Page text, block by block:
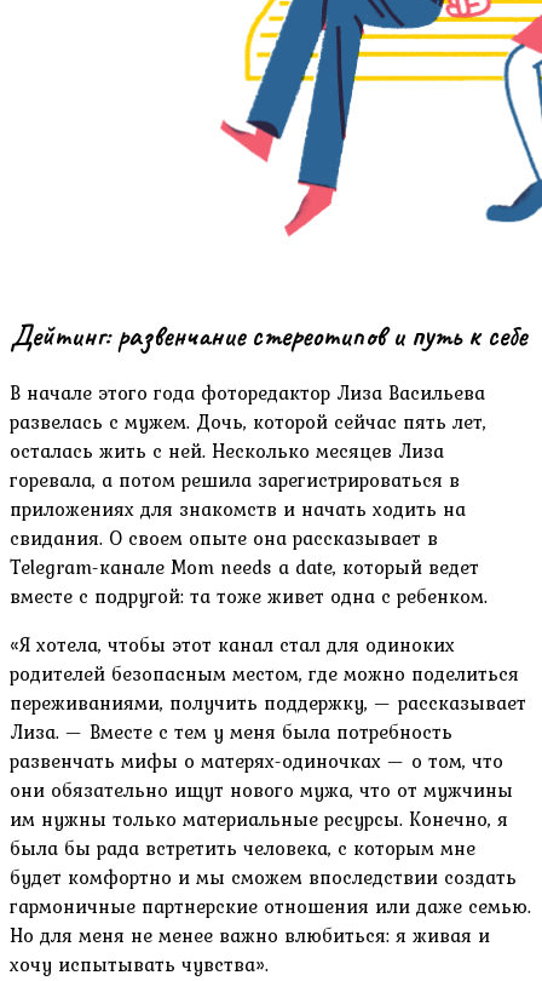
Дейтинг: развенчание стереотипов и путь к себе
В начале этого года фоторедактор Лиза Васильева
развелась с мужем. Дочь, которой сейчас пять лет,
осталась жить с ней. Несколько месяцев Лиза
горевала, а потом решила зарегистрироваться в
приложениях для знакомств и начать ходить на
свидания. О своем опыте она рассказывает в
Telegram-канале Mom needs a date, который ведет
вместе с подругой: та тоже живет одна с ребенком.
«Я хотела, чтобы этот канал стал для одиноких
родителей безопасным местом, где можно поделиться
переживаниями, получить поддержку, — рассказывает
Лиза. — Вместе с тем у меня была потребность
развенчать мифы о матерях-одиночках — о том, что
они обязательно ищут нового мужа, что от мужчины
им нужны только материальные ресурсы. Конечно, я
была бы рада встретить человека, с которым мне
будет комфортно и мы сможем впоследствии создать
гармоничные партнерские отношения или даже семью.
Но для меня не менее важно влюбиться: я живая и
хочу испытывать чувства».